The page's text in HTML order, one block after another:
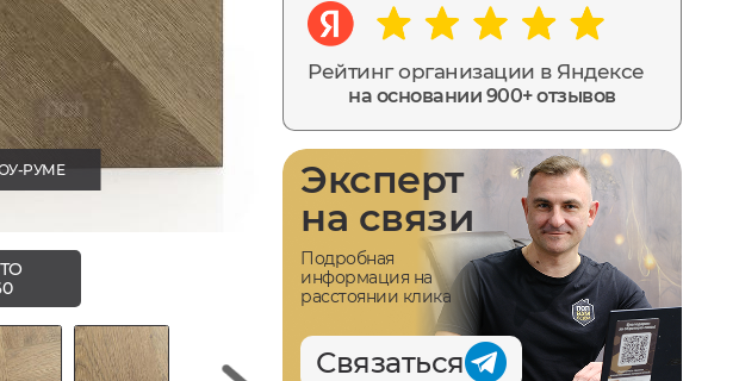
РУМЕ
Рейтинг организации в Яндексе
на основании 900+ отзывов
Эксперт
на связи
Подробная
информация на
расстоянии клика
Связаться